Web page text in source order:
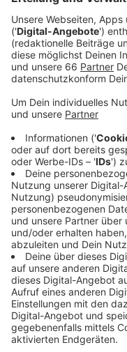
Zu Gast sind die
kommen bereits das
ersten Spiel gab es
Anzeige
Antenne
Anzeige
Erstes Bully ist
übertragen wieder
Anzeige
Weitere Infos
Anzeige